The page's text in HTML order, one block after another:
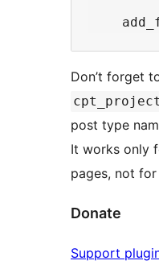
Don’t forget
post type
It works only
pages, not for
Donate
Support